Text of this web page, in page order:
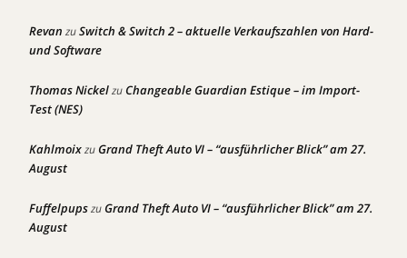
Revan zuSwitch & Switch 2 – aktuelle Verkaufszahlen von Hard-
und Software
Thomas NickelzuChangeable Guardian Estique – im Import-
Test (NES)
KahlmoixzuGrand Theft Auto VI – “ausführlicher Blick” am 27.
August
FuffelpupszuGrand Theft Auto VI – “ausführlicher Blick” am 27.
August